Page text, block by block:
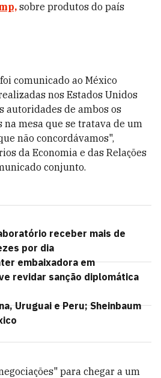
sobre produtos do país
comunicado ao México
nos Estados Unidos
autoridades de ambos os
na mesa que se tratava de um
não concordávamos",
da Economia e das Relações
conjunto.
receber mais de
por dia
embaixadora em
revidar sanção diplomática
Uruguai e Peru; Sheinbaum
para chegar a um